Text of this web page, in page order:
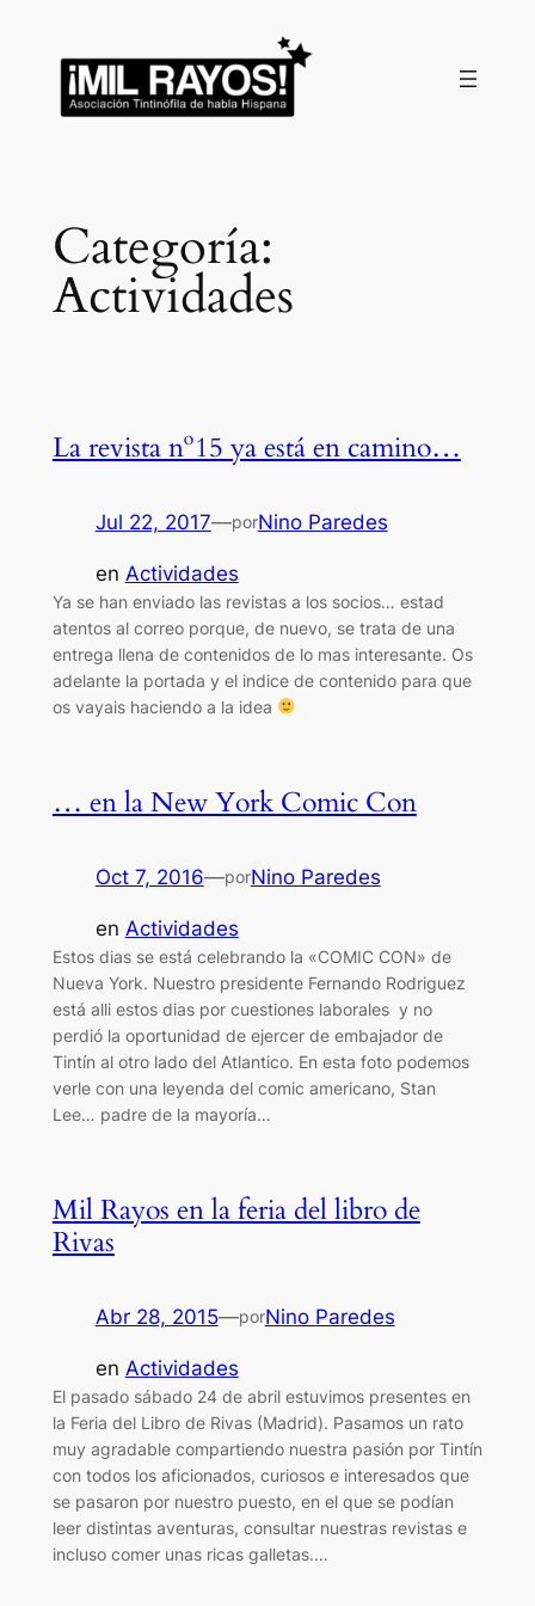
contenido
Categoría:
Actividades
La revista nº15 ya está en camino…
Jul 22, 2017—porNino Paredes
en Actividades
Ya se han enviado las revistas a los socios… estad
atentos al correo porque, de nuevo, se trata de una
entrega llena de contenidos de lo mas interesante. Os
adelante la portada y el indice de contenido para que
os vayais haciendo a la idea
… en la New York Comic Con
Oct 7, 2016—porNino Paredes
en Actividades
Estos dias se está celebrando la «COMIC CON» de
Nueva York. Nuestro presidente Fernando Rodriguez
está alli estos dias por cuestiones laborales y no
perdió la oportunidad de ejercer de embajador de
Tintín al otro lado del Atlantico. En esta foto podemos
verle con una leyenda del comic americano, Stan
Lee… padre de la mayoría…
Mil Rayos en la feria del libro de
Rivas
Abr 28, 2015—porNino Paredes
en Actividades
El pasado sábado 24 de abril estuvimos presentes en
la Feria del Libro de Rivas (Madrid). Pasamos un rato
muy agradable compartiendo nuestra pasión por Tintín
con todos los aficionados, curiosos e interesados que
se pasaron por nuestro puesto, en el que se podían
leer distintas aventuras, consultar nuestras revistas e
incluso comer unas ricas galletas.…